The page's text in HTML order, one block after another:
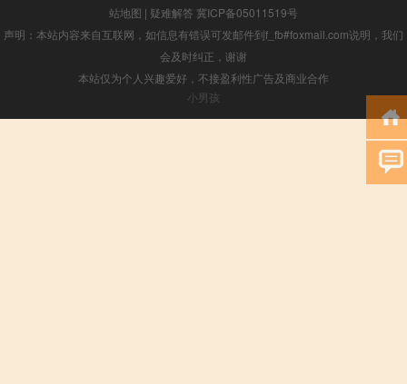
站地图 | 疑难解答 冀ICP备05011519号
声明：本站内容来自互联网，如信息有错误可发邮件到f_fb#foxmail.com说明，我们
会及时纠正，谢谢
本站仅为个人兴趣爱好，不接盈利性广告及商业合作
小男孩